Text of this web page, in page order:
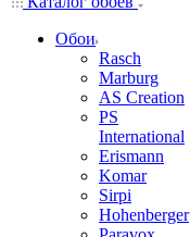
Обои
Rasch
Marburg
AS Creation
PS
International
Erismann
Komar
Sirpi
Hohenberger